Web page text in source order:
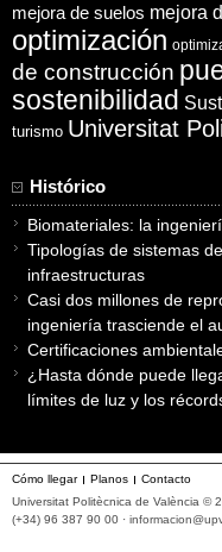
mejora de suelos mejora
optimización
de construcción
sostenibilidad
turismo Universitat
Histórico
Biomateriales: la
Tipologías de sistemas
infraestructuras
Casi dos millones de
ingeniería trasciende el
Certificaciones
¿Hasta dónde puede
límites de luz y los
Cómo llegar Planos
Contacto
Universitat Politècnica de València ©
(+34) 96 387 90 00 ·